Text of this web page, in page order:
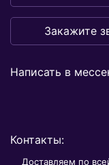
Закажите
Написать в
Контакты:
Доставляем по